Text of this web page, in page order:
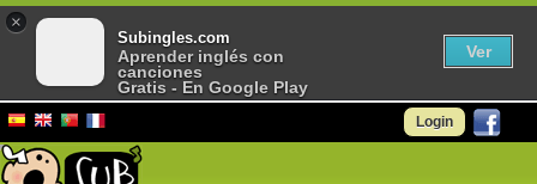
Login
×
Subingles.com
Aprender inglés con
canciones
Gratis - En Google Play
Ver